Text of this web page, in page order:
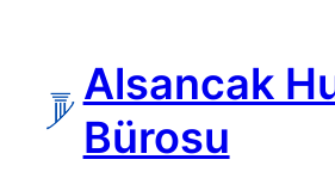
Alsancak
Bürosu